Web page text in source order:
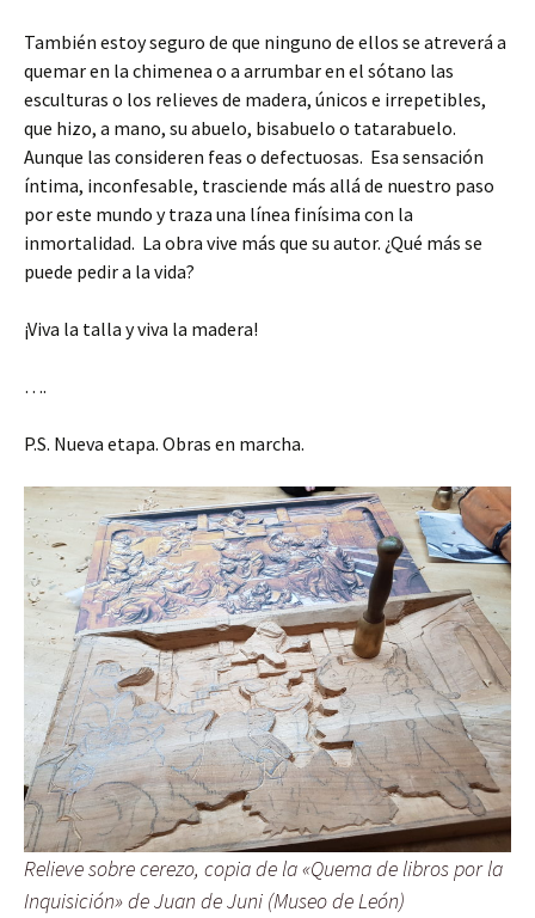
También estoy seguro de que ninguno de ellos se atreverá a
quemar en la chimenea o a arrumbar en el sótano las
esculturas o los relieves de madera, únicos e irrepetibles,
que hizo, a mano, su abuelo, bisabuelo o tatarabuelo.
Aunque las consideren feas o defectuosas. Esa sensación
íntima, inconfesable, trasciende más allá de nuestro paso
por este mundo y traza una línea finísima con la
inmortalidad. La obra vive más que su autor. ¿Qué más se
puede pedir a la vida?
¡Viva la talla y viva la madera!
….
P.S. Nueva etapa. Obras en marcha.
Relieve sobre cerezo, copia de la «Quema de libros por la
Inquisición» de Juan de Juni (Museo de León)